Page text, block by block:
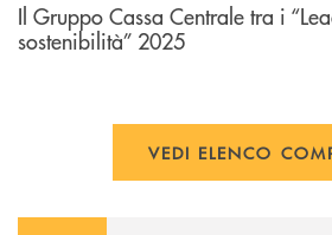
Il Gruppo Cassa Centrale tra i
sostenibilità” 2025
VEDI ELENCO